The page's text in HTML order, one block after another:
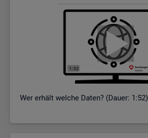
Wer er­hält wel­che Daten? (Dauer: 1:52)